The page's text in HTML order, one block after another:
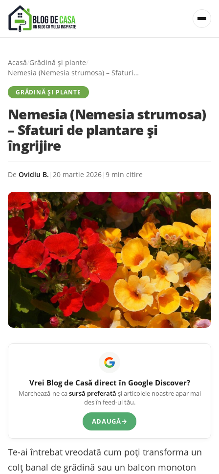
Acasă/Grădină și plante/
Nemesia (Nemesia strumosa) – Sfaturi de plantare și îngrijire
GRĂDINĂ ȘI PLANTE
Nemesia (Nemesia strumosa)
– Sfaturi de plantare și
îngrijire
De Ovidiu B. 20 martie 2026 9 min citire
Vrei Blog de Casă direct în Google Discover?
Marchează-ne casursă preferată și articolele noastre apar mai
des în feed-ul tău.
ADAUGĂ→
Te-ai întrebat vreodată cum poți transforma un
colț banal de grădină sau un balcon monoton